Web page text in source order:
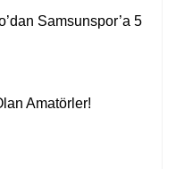
Samsunspor’a 5
Amatörler!